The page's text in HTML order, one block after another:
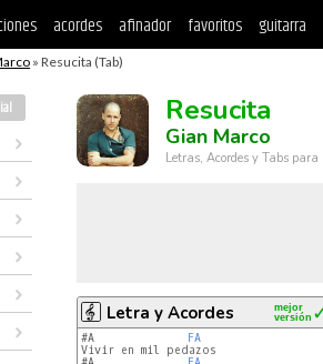
acordes afinador favoritos guitarra
» Resucita (Tab)
Resucita
Gian Marco
Letras, Acordes y Tabs
Letra y Acordes
mejor
versión
#A FA
Vivir en mil pedazos